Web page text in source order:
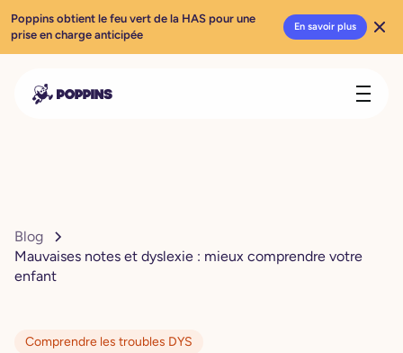
Blog
Mauvaises notes et dyslexie : mieux comprendre votre
enfant
Comprendre les troubles DYS
Poppins obtient le feu vert de la HAS pour une
prise en charge anticipée
En savoir plus